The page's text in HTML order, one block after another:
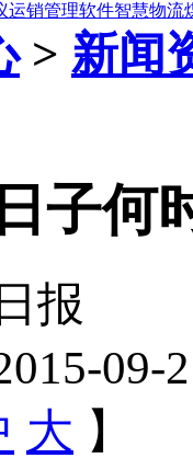
运销管理软件智慧物流
> 新闻
子何
报
09-
大 】